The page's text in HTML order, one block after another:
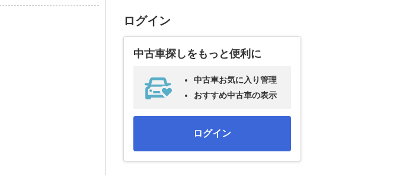
ログイン
中古車探しをもっと便利に
中古車お気に入り管理
おすすめ中古車の表示
ログイン